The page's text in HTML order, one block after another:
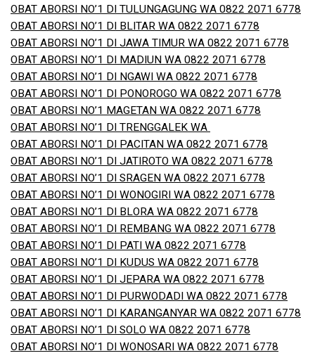
OBAT ABORSI NO’1 DI TULUNGAGUNG WA 0822 2071 6778
OBAT ABORSI NO’1 DI BLITAR WA 0822 2071 6778
OBAT ABORSI NO’1 DI JAWA TIMUR WA 0822 2071 6778
OBAT ABORSI NO’1 DI MADIUN WA 0822 2071 6778
OBAT ABORSI NO’1 DI NGAWI WA 0822 2071 6778
OBAT ABORSI NO’1 DI PONOROGO WA 0822 2071 6778
OBAT ABORSI NO’1 MAGETAN WA 0822 2071 6778
OBAT ABORSI NO’1 DI TRENGGALEK WA
OBAT ABORSI NO’1 DI PACITAN WA 0822 2071 6778
OBAT ABORSI NO’1 DI JATIROTO WA 0822 2071 6778
OBAT ABORSI NO’1 DI SRAGEN WA 0822 2071 6778
OBAT ABORSI NO’1 DI WONOGIRI WA 0822 2071 6778
OBAT ABORSI NO’1 DI BLORA WA 0822 2071 6778
OBAT ABORSI NO’1 DI REMBANG WA 0822 2071 6778
OBAT ABORSI NO’1 DI PATI WA 0822 2071 6778
OBAT ABORSI NO’1 DI KUDUS WA 0822 2071 6778
OBAT ABORSI NO’1 DI JEPARA WA 0822 2071 6778
OBAT ABORSI NO’1 DI PURWODADI WA 0822 2071 6778
OBAT ABORSI NO’1 DI KARANGANYAR WA 0822 2071 6778
OBAT ABORSI NO’1 DI SOLO WA 0822 2071 6778
OBAT ABORSI NO’1 DI WONOSARI WA 0822 2071 6778